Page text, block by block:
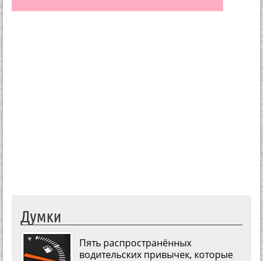
Думки
Пять распространённых
водительских привычек, которые